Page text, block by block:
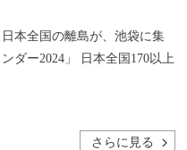
本全国の離島が、池袋に集
ダー2024」 日本全国170以上
さらに見る